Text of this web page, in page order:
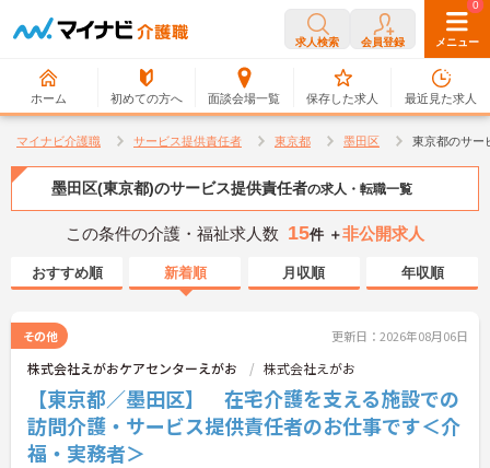
求人検索 会員登録 メニュー
ホーム 初めての方へ 面談会場一覧
0
保存した求人
0
最近見た求人
マイナビ介護職 サービス提供責任者 東京都 墨田区 東京都のサー
墨田区(東京都)のサービス提供責任者の求人・転職一覧
この条件の介護・福祉求人数 15件 ＋非公開求人
おすすめ順 新着順 月収順 年収順
その他 更新日：2026年08月06日
株式会社えがおケアセンターえがお 株式会社えがお
【東京都／墨田区】 在宅介護を支える施設での
訪問介護・サービス提供責任者のお仕事です＜介
福・実務者＞